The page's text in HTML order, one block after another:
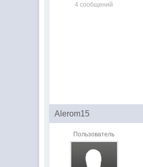
4 сообщений
Alerom15
Пользователь